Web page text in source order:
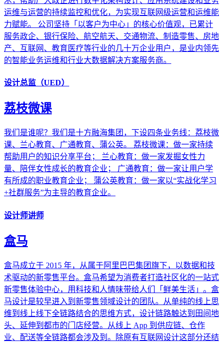
运维与运营的持续监控和优化，为实现互联网级运营和运维能
力赋能。 公司坚持「以客户为中心」的核心价值观，已累计
服务政企、银行保险、航空航天、交通物流、制造零售、房地
产、互联网、教育医疗等行业的几十万企业用户，是业内领先
的智能业务运维和行业大数据解决方案服务商。
设计总监（UED）
荔枝微课
我们是谁呢？我们是十方融海集团，下设四条业务线：荔枝微
课、兰心教育、广通教育、蒲公英。 荔枝微课：做一家持续
帮助用户的知识分享平台； 兰心教育：做一家发掘女性力
量、陪伴女性成长的教育企业； 广通教育：做一家让用户学
有所成的职业教育企业； 蒲公英教育：做一家以“实战化学习
+社群服务”为主导的教育企业。
设计师讲师
盒马
盒马成立于 2015 年，从属于阿里巴巴集团旗下，以数据和技
术驱动的新零售平台。盒马希望为消费者打造社区化的一站式
新零售体验中心，用科技和人情味带给人们「鲜美生活」。盒
马设计是较早进入到新零售领域设计的团队。从单纯的线上思
维到线上线下全链路结合的思维方式，设计链路触达到田间地
头、延伸到都市的门店经营。从线上 App 到供应链、仓作
业、配送等全链路都会涉及到。除原有互联网设计这部分还结